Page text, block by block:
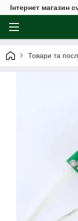
Інтернет магазин
Товари та